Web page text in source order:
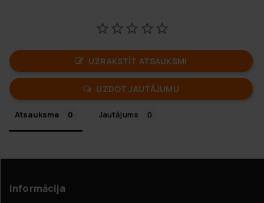
UZRAKSTĪT ATSAUKSMI
UZDOT JAUTĀJUMU
Atsauksme Jautājums
Informācija